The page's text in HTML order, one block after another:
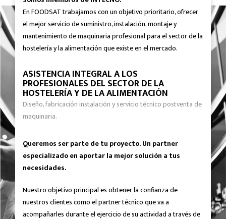
En FOODSAT trabajamos con un objetivo prioritario, ofrecer
el mejor servicio de suministro, instalación, montaje y
mantenimiento de maquinaria profesional para el sector de la
hostelería y la alimentación que existe en el mercado.
ASISTENCIA INTEGRAL A LOS
PROFESIONALES DEL SECTOR DE LA
HOSTELERÍA Y DE LA ALIMENTACIÓN
Diseño, fabricación instalación y servicio técnico postventa de
maquinaria.
Queremos ser parte de tu proyecto. Un partner
especializado en aportar la mejor solución a tus
necesidades.
Nuestro objetivo principal es obtener la confianza de
nuestros clientes como el partner técnico que va a
acompañarles durante el ejercicio de su actividad a través de